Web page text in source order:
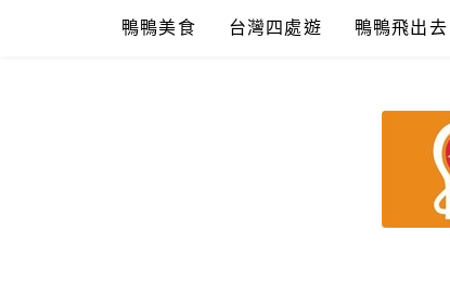
鴨鴨美食 台灣四處遊 鴨鴨飛出去